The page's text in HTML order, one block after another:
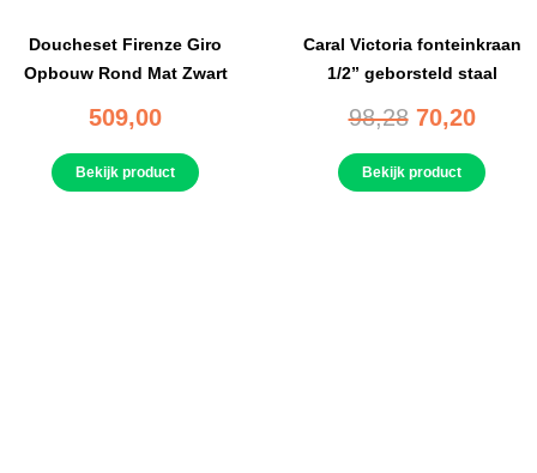
Doucheset Firenze Giro
Opbouw Rond Mat Zwart
509,00
Bekijk product
Caral Victoria fonteinkraan
1/2” geborsteld staal
98,28 70,20
Bekijk product